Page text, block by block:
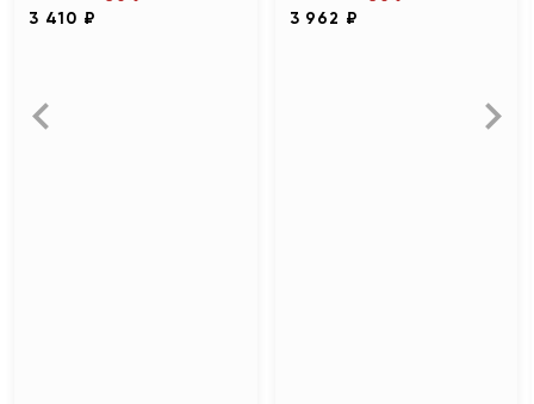
3 410 ₽ 3 962 ₽